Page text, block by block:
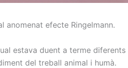
anomenat efecte Ringelmann.
estava duent a terme diferents
del treball animal i humà.